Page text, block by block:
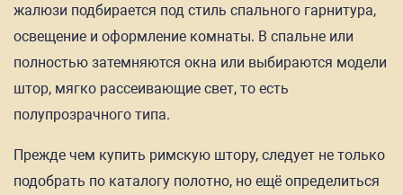
жалюзи подбирается под стиль спального гарнитура,
освещение и оформление комнаты. В спальне или
полностью затемняются окна или выбираются модели
штор, мягко рассеивающие свет, то есть
полупрозрачного типа.
Прежде чем купить римскую штору, следует не только
подобрать по каталогу полотно, но ещё определиться